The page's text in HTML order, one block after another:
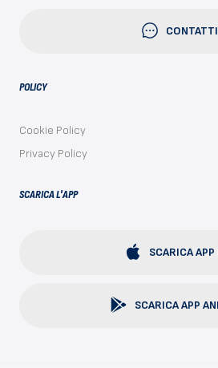
CONTATTI
POLICY
Cookie Policy
Privacy Policy
SCARICA L'APP
SCARICA APP
SCARICA APP